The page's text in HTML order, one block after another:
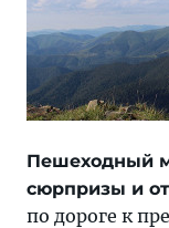
Пешеходный
сюрпризы и
по дороге к